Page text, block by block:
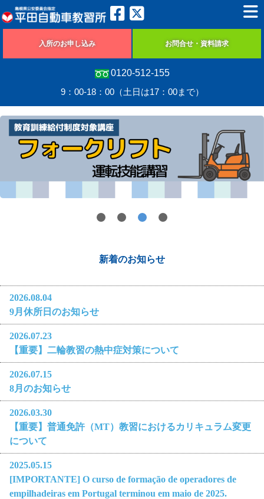
0120-512-155
9：00-18：00（土日は17：00まで）
入所のお申し込み お問合せ・資料請求
新着のお知らせ
2026.08.04
9月休所日のお知らせ
2026.07.23
【重要】二輪教習の熱中症対策について
2026.07.15
8月のお知らせ
2026.03.30
【重要】普通免許（MT）教習におけるカリキュラム変更
について
2025.05.15
[IMPORTANTE] O curso de formação de operadores de
empilhadeiras em Portugal terminou em maio de 2025.